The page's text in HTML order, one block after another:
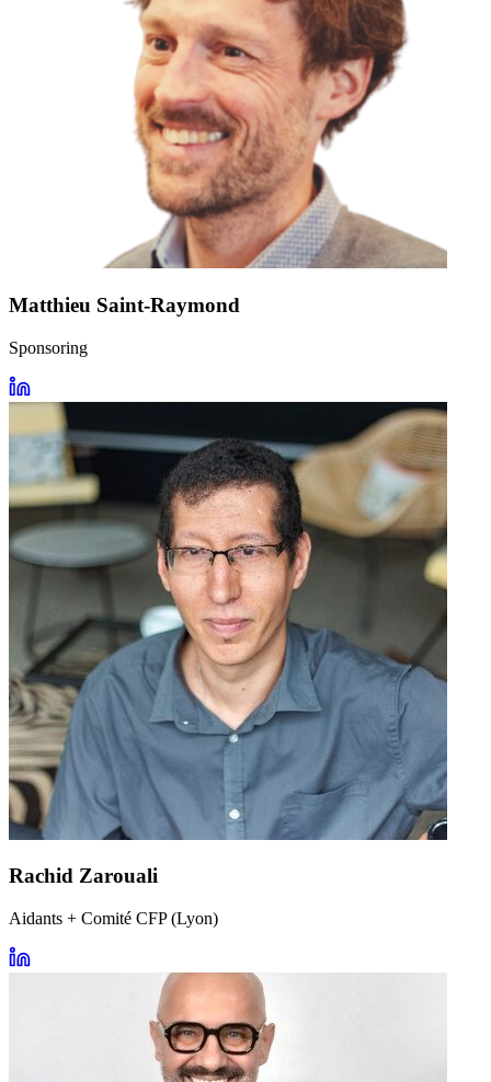
Matthieu Saint-Raymond
Sponsoring
Rachid Zarouali
Aidants + Comité CFP (Lyon)